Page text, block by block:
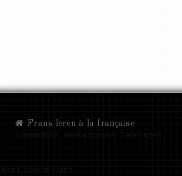
Frans leren à la française
Grammatica, Werkwoorden, Oefeningen
| Docent Frans.